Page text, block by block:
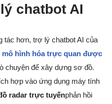
chatbot AI
tác hơn, trợ lý chatbot AI của
hình hóa trực quan được
chuyện để xây dựng sơ đồ.
hợp vào ứng dụng máy tính
radar trực tuyếnphản hồi